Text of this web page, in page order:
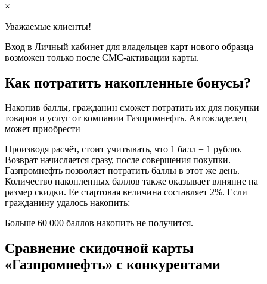
×
Уважаемые клиенты!
Вход в Личный кабинет для владельцев карт нового образца
возможен только после СМС-активации карты.
Как потратить накопленные бонусы?
Накопив баллы, гражданин сможет потратить их для покупки
товаров и услуг от компании Газпромнефть. Автовладелец
может приобрести
Производя расчёт, стоит учитывать, что 1 балл = 1 рублю.
Возврат начисляется сразу, после совершения покупки.
Газпромнефть позволяет потратить баллы в этот же день.
Количество накопленных баллов также оказывает влияние на
размер скидки. Ее стартовая величина составляет 2%. Если
гражданину удалось накопить:
Больше 60 000 баллов накопить не получится.
Сравнение скидочной карты
«Газпромнефть» с конкурентами